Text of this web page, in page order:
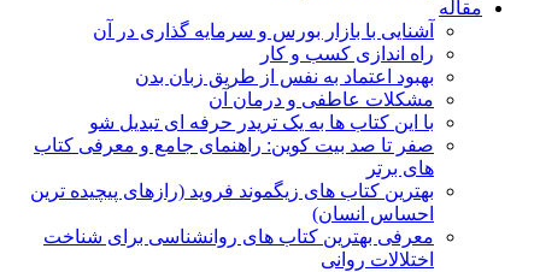
مقاله
آشنایی با بازار بورس و سرمایه گذاری در آن
راه اندازی کسب و کار
بهبود اعتماد به نفس از طریق زبان بدن
مشکلات عاطفی و درمان آن
با این کتاب ها به یک تریدر حرفه ای تبدیل شو
صفر تا صد بیت کوین: راهنمای جامع و معرفی کتاب
های برتر
بهترین کتاب های زیگموند فروید (رازهای پیچیده ترین
احساس انسان)
معرفی بهترین کتاب های روانشناسی برای شناخت
اختلالات روانی